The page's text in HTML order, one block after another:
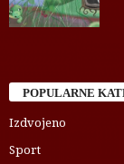
POPULARNE
Izdvojeno
Sport